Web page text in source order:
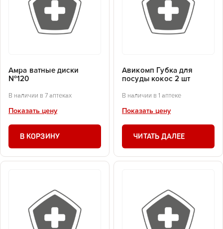
Амра ватные диски
№120
В наличии в 7 аптеках
Показать цену
В КОРЗИНУ
Авикомп Губка для
посуды кокос 2 шт
В наличии в 1 аптеке
Показать цену
ЧИТАТЬ ДАЛЕЕ